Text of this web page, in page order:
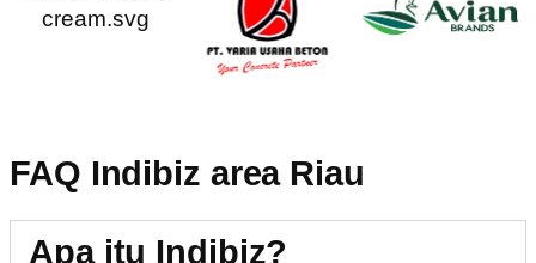
FAQ Indibiz area Riau
Apa itu Indibiz?